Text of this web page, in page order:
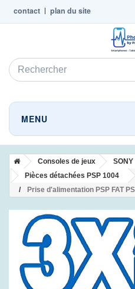
contact plan du site
MENU
Consoles de jeux SONY
Pièces détachées PSP 1004
Prise d'alimentation PSP FAT